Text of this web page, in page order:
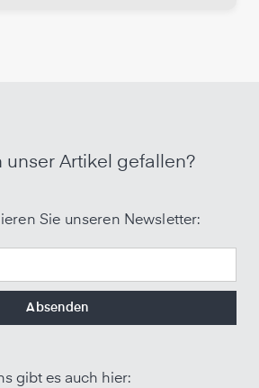
unser Artikel gefallen?
Sie unseren Newsletter:
gibt es auch hier: